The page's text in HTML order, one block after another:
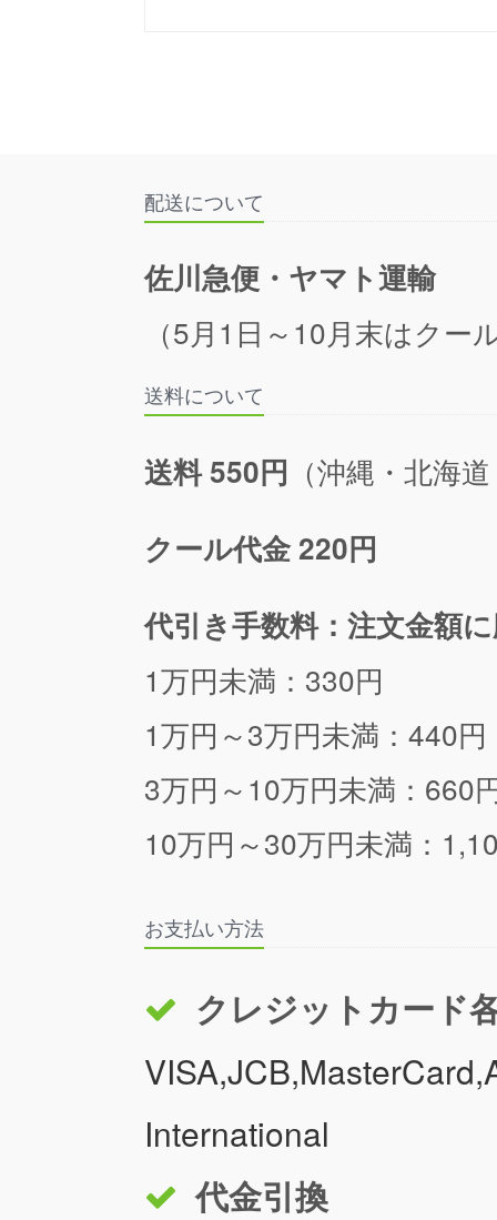
配送について
佐川急便・ヤマト運輸
（5月1日～10月末はクー
送料について
送料 550円 （沖縄・北海
クール代金 220円
代引き手数料：注文金額
1万円未満：330円
1万円～3万円未満：440円
3万円～10万円未満：660
10万円～30万円未満：
お支払い方法
クレジットカード
International
代金引換